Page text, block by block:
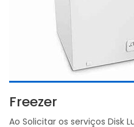
Freezer
Ao Solicitar os serviços Disk